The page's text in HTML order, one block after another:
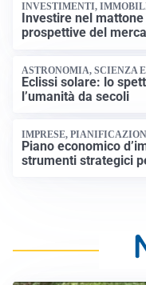
INVESTIMENTI,
Investire nel
prospettive del
ASTRONOMIA, SCIENZA
Eclissi solare: lo
l’umanità da secoli
IMPRESE,
Piano economico
strumenti strategici